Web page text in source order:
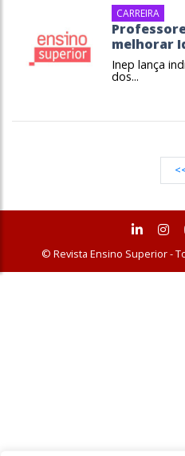
CARREIRA
melhorar
Inep lança
dos...
© Revista Ensino Superior -